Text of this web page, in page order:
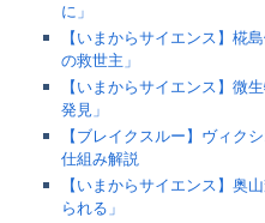
に」
【いまからサイエンス】椛
の救世主」
【いまからサイエンス】微
発見」
【ブレイクスルー】ヴィク
仕組み解説
【いまからサイエンス】奥
られる」